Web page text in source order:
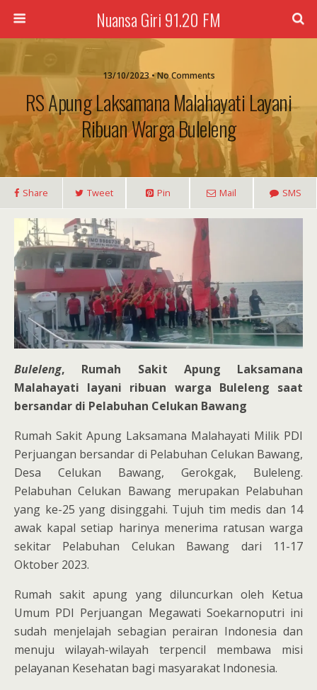
Nuansa Giri 91.20 FM
13/10/2023 • No Comments
RS Apung Laksamana Malahayati Layani
Ribuan Warga Buleleng
Share Tweet Pin Mail SMS
Buleleng, Rumah Sakit Apung Laksamana
Malahayati layani ribuan warga Buleleng saat
bersandar di Pelabuhan Celukan Bawang
Rumah Sakit Apung Laksamana Malahayati Milik PDI
Perjuangan bersandar di Pelabuhan Celukan Bawang,
Desa Celukan Bawang, Gerokgak, Buleleng.
Pelabuhan Celukan Bawang merupakan Pelabuhan
yang ke-25 yang disinggahi. Tujuh tim medis dan 14
awak kapal setiap harinya menerima ratusan warga
sekitar Pelabuhan Celukan Bawang dari 11-17
Oktober 2023.
Rumah sakit apung yang diluncurkan oleh Ketua
Umum PDI Perjuangan Megawati Soekarnoputri ini
sudah menjelajah sebagian perairan Indonesia dan
menuju wilayah-wilayah terpencil membawa misi
pelayanan Kesehatan bagi masyarakat Indonesia.